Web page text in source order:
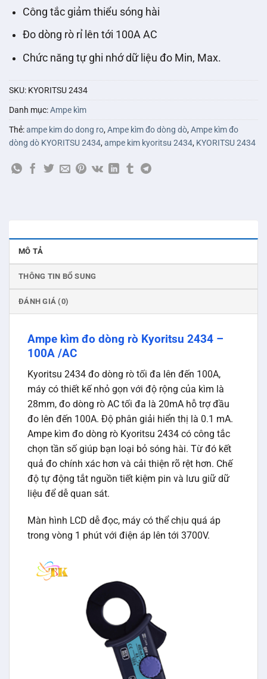
Công tắc giảm thiểu sóng hài
Đo dòng rò rỉ lên tới 100A AC
Chức năng tự ghi nhớ dữ liệu đo Min, Max.
SKU: KYORITSU 2434
Danh mục:Ampe kìm
Thẻ:ampe kim do dong ro,Ampe kìm đo dòng dò,Ampe kìm đo
dòng dò KYORITSU 2434,ampe kim kyoritsu 2434, KYORITSU 2434
MÔ TẢ
THÔNG TIN BỔ SUNG
ĐÁNH GIÁ (0)
Ampe kìm đo dòng rò Kyoritsu 2434 –
100A /AC
Kyoritsu 2434 đo dòng rò tối đa lên đến 100A,
máy có thiết kế nhỏ gọn với độ rộng của kìm là
28mm, đo dòng rò AC tối đa là 20mA hỗ trợ đầu
đo lên đến 100A. Độ phân giải hiển thị là 0.1 mA.
Ampe kìm đo dòng rò Kyoritsu 2434 có công tắc
chọn tần số giúp bạn loại bỏ sóng hài. Từ đó kết
quả đo chính xác hơn và cải thiện rõ rệt hơn. Chế
độ tự động tắt nguồn tiết kiệm pin và lưu giữ dữ
liệu để dễ quan sát.
Màn hình LCD dễ đọc, máy có thể chịu quá áp
trong vòng 1 phút với điện áp lên tới 3700V.